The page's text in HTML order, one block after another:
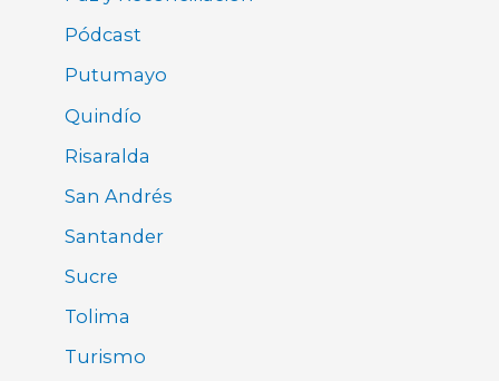
Pódcast
Putumayo
Quindío
Risaralda
San Andrés
Santander
Sucre
Tolima
Turismo